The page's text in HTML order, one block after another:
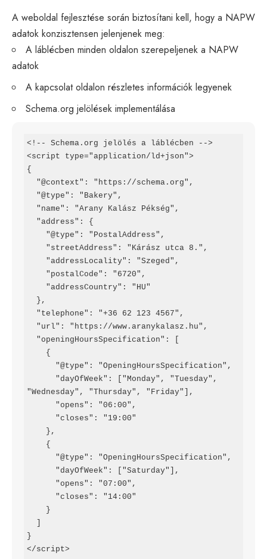
A weboldal fejlesztése során biztosítani kell, hogy a NAPW
adatok konzisztensen jelenjenek meg:
A láblécben minden oldalon szerepeljenek a NAPW
adatok
A kapcsolat oldalon részletes információk legyenek
Schema.org jelölések implementálása
<!-- Schema.org jelölés a láblécben -->
<script type="application/ld+json">
{
"Wednesday", "Thursday", "Friday"],
}
</script>